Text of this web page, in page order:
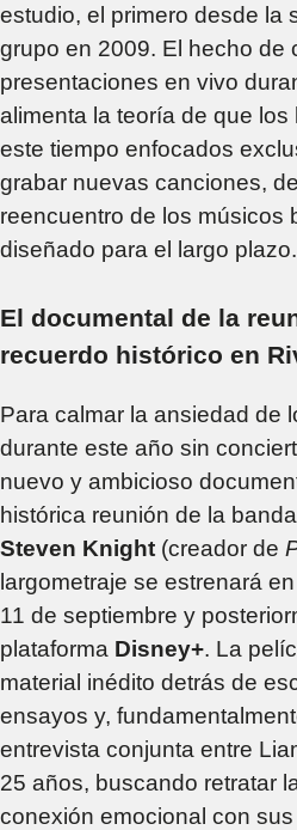
estudio, el primero desde la
grupo en 2009. El hecho de
presentaciones en vivo
alimenta la teoría de que
este tiempo enfocados
grabar nuevas canciones,
reencuentro de los músicos
diseñado para el largo plazo.
El documental de la
recuerdo histórico en
Para calmar la ansiedad de
durante este año sin
nuevo y ambicioso
histórica reunión de la
Steven Knight (creador de
largometraje se estrenará
11 de septiembre y
plataforma Disney+. La
material inédito detrás de
ensayos y,
entrevista conjunta entre
25 años, buscando retratar
conexión emocional con